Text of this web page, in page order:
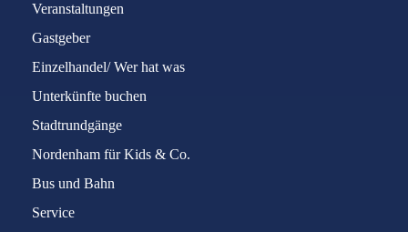
Veranstaltungen
Gastgeber
Einzelhandel/ Wer hat was
Unterkünfte buchen
Stadtrundgänge
Nordenham für Kids & Co.
Bus und Bahn
Service